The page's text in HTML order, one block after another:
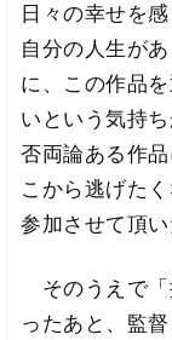
日々の幸せを
自分の人生が
に、この作品
いという気持
否両論ある作
こから逃げた
参加させて頂い
そのうえで「
ったあと、監